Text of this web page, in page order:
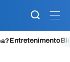
Entretenimento